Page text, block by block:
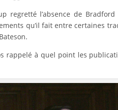
regretté l’absence de
qu’il fait entre certaines
rappelé à quel point les